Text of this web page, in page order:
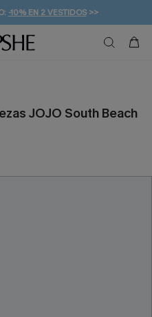
-10% EN 2 VESTIDOS>>
-10% EXTRA!
PARTIR DE 49 € >>
JOJO South Beach